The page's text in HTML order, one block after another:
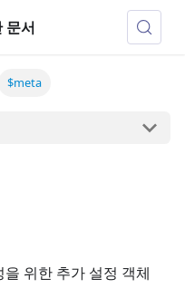
문서
$meta
위한 추가 설정 객체